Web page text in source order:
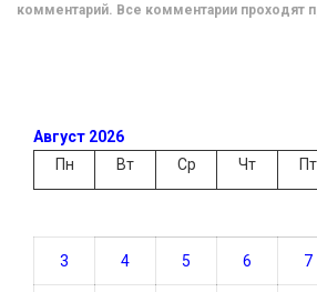
комментарий. Все комментарии проходят
Август 2026
Пн
Вт Ср Чт Пт
3 4 5 6 7